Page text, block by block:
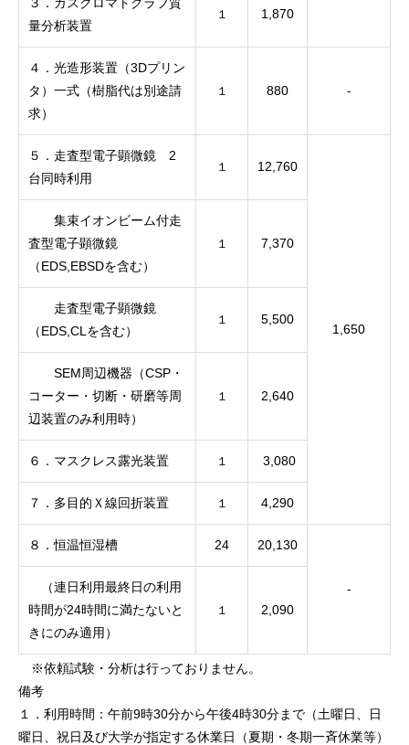
量分析装置
１ 1,870
４．光造形装置（3Dプリン
タ）一式（樹脂代は別途請
求）
１ 880 -
５．走査型電子顕微鏡 2
台同時利用
１ 12,760
1,650
集束イオンビーム付走
査型電子顕微鏡
（EDS,EBSDを含む）
１ 7,370
走査型電子顕微鏡
（EDS,CLを含む）
１ 5,500
SEM周辺機器（CSP・
コーター・切断・研磨等周
辺装置のみ利用時）
１ 2,640
６．マスクレス露光装置 １ 3,080
７．多目的Ｘ線回折装置 １ 4,290
８．恒温恒湿槽 24 20,130
-
（連日利用最終日の利用
時間が24時間に満たないと
きにのみ適用）
１ 2,090
※依頼試験・分析は行っておりません。
備考
１．利用時間：午前9時30分から午後4時30分まで（土曜日、日
曜日、祝日及び大学が指定する休業日（夏期・冬期一斉休業等）